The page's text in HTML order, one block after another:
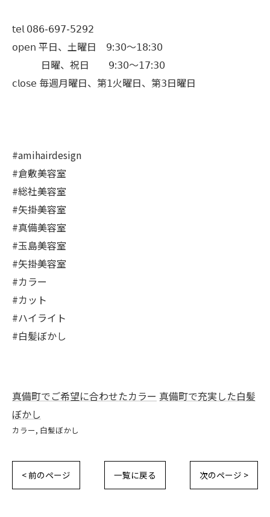
𝗍𝖾𝗅 𝟢𝟪𝟨-𝟨𝟫𝟩-𝟧𝟤𝟫𝟤
𝗈𝗉𝖾𝗇 平日、土曜日 𝟫:𝟥𝟢〜𝟣𝟪:𝟥𝟢
日曜、祝日 𝟫:𝟥𝟢〜𝟣𝟩:𝟥𝟢
𝖼𝗅𝗈𝗌𝖾 毎週月曜日、第𝟣火曜日、第𝟥日曜日
#amihairdesign
#倉敷美容室
#総社美容室
#矢掛美容室
#真備美容室
#玉島美容室
#矢掛美容室
#カラー
#カット
#ハイライト
#白髪ぼかし
真備町でご希望に合わせたカラー 真備町で充実した白髪
ぼかし
カラー 白髪ぼかし
< 前のページ 一覧に戻る 次のページ >